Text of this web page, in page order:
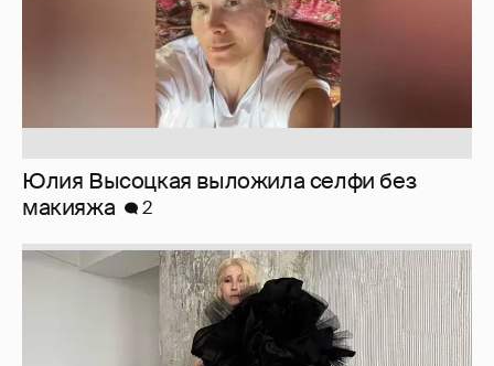
Юлия Высоцкая выложила селфи без
макияжа
2